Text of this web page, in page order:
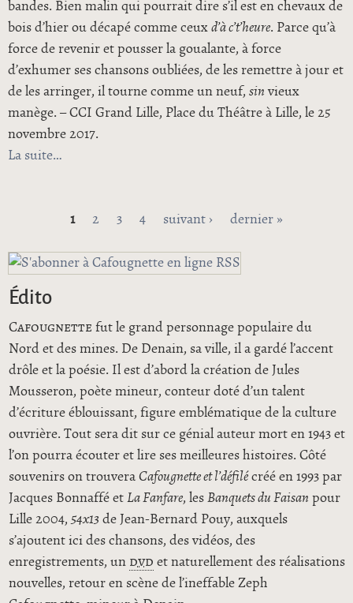
bandes. Bien malin qui pourrait dire s’il est en chevaux de
bois d’hier ou décapé comme ceux d’à c’t’heure. Parce qu’à
force de revenir et pousser la goualante, à force
d’exhumer ses chansons oubliées, de les remettre à jour et
de les arringer, il tourne comme un neuf, sin vieux
manège. – CCI Grand Lille, Place du Théâtre à Lille, le 25
novembre 2017.
La suitede À l’ mode ed’ Raoul de Godewarsvelde
1 2 3 4 suivant › dernier »
Édito
Cafougnette fut le grand personnage populaire du
Nord et des mines. De Denain, sa ville, il a gardé l’accent
drôle et la poésie. Il est d’abord la création de Jules
Mousseron, poète mineur, conteur doté d’un talent
d’écriture éblouissant, figure emblématique de la culture
ouvrière. Tout sera dit sur ce génial auteur mort en 1943 et
l’on pourra écouter et lire ses meilleures histoires. Côté
souvenirs on trouvera Cafougnette et l’défilécréé en 1993 par
Jacques Bonnaffé et La Fanfare, les Banquets du Faisan pour
Lille 2004,54x13 de Jean-Bernard Pouy, auxquels
s’ajoutent ici des chansons, des vidéos, des
enregistrements, un dvd et naturellement des réalisations
nouvelles, retour en scène de l’ineffable Zeph